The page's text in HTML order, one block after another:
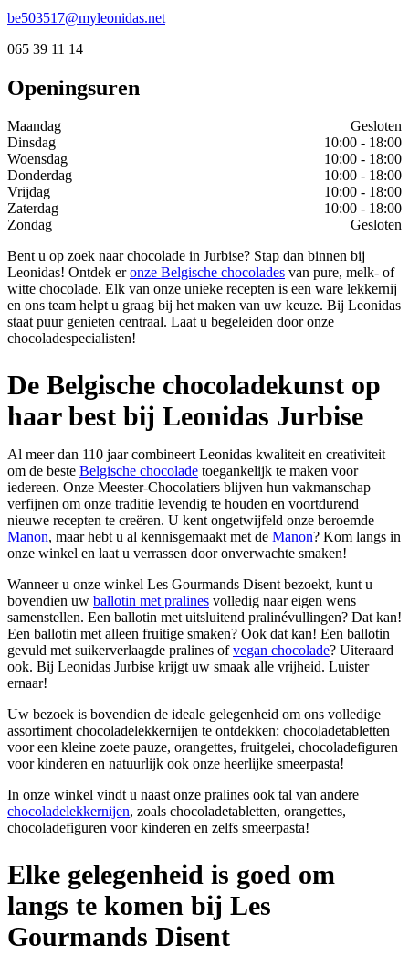
be503517@myleonidas.net
065 39 11 14
Openingsuren
Maandag
Gesloten
Dinsdag
10:00 - 18:00
Woensdag
10:00 - 18:00
Donderdag
10:00 - 18:00
Vrijdag
10:00 - 18:00
Zaterdag
10:00 - 18:00
Zondag
Gesloten
Bent u op zoek naar chocolade in Jurbise? Stap dan binnen bij
Leonidas! Ontdek eronze Belgische chocolades van pure, melk- of
witte chocolade. Elk van onze unieke recepten is een ware lekkernij
en ons team helpt u graag bij het maken van uw keuze. Bij Leonidas
staat puur genieten centraal. Laat u begeleiden door onze
chocoladespecialisten!
De Belgische chocoladekunst op
haar best bij Leonidas Jurbise
Al meer dan 110 jaar combineert Leonidas kwaliteit en creativiteit
om de beste Belgische chocolade toegankelijk te maken voor
iedereen. Onze Meester-Chocolatiers blijven hun vakmanschap
verfijnen om onze traditie levendig te houden en voortdurend
nieuwe recepten te creëren. U kent ongetwijfeld onze beroemde
Manon, maar hebt u al kennisgemaakt met de Manon? Kom langs in
onze winkel en laat u verrassen door onverwachte smaken!
Wanneer u onze winkel Les Gourmands Disent bezoekt, kunt u
bovendien uw ballotin met pralines volledig naar eigen wens
samenstellen. Een ballotin met uitsluitend pralinévullingen? Dat kan!
Een ballotin met alleen fruitige smaken? Ook dat kan! Een ballotin
gevuld met suikerverlaagde pralines ofvegan chocolade? Uiteraard
ook. Bij Leonidas Jurbise krijgt uw smaak alle vrijheid. Luister
ernaar!
Uw bezoek is bovendien de ideale gelegenheid om ons volledige
assortiment chocoladelekkernijen te ontdekken: chocoladetabletten
voor een kleine zoete pauze, orangettes, fruitgelei, chocoladefiguren
voor kinderen en natuurlijk ook onze heerlijke smeerpasta!
In onze winkel vindt u naast onze pralines ook tal van andere
chocoladelekkernijen, zoals chocoladetabletten, orangettes,
chocoladefiguren voor kinderen en zelfs smeerpasta!
Elke gelegenheid is goed om
langs te komen bij Les
Gourmands Disent